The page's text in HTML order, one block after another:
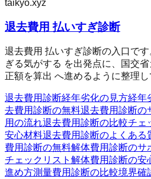
taikyo.xyz
退去費用 払いすぎ診断
退去費用 払いすぎ診断の入口で
ぎる気がする を出発点に、国交
正額を算出 へ進めるように整理
退去費用診断経年劣化の見方経年
去費用診断の無料退去費用診断の
用の流れ退去費用診断の比較チェ
安心材料退去費用診断のよくある
費用診断の無料解体費用診断のサ
チェックリスト 解体費用診断の安
進め方測量費用診断の比較境界確